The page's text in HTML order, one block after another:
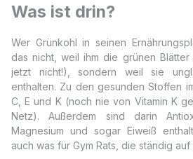
Was ist drin?
Wer Grünkohl in seinen
das nicht, weil ihm die grünen
jetzt nicht!), sondern weil sie
enthalten. Zu den gesunden Stoffen
C, E und K (noch nie von Vitamin K
Netz). Außerdem sind darin
Magnesium und sogar Eiweiß
auch was für Gym Rats, die ständig